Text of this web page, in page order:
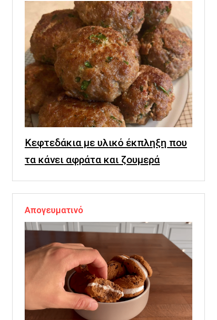
Κεφτεδάκια με υλικό έκπληξη που
τα κάνει αφράτα και ζουμερά
Απογευματινό